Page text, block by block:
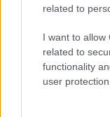
related to
I want to allow
related to
functionality
user protection.
Lifestyle|